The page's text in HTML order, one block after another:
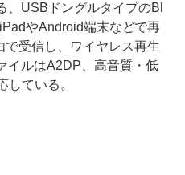
、USBドングルタイプのBl
やAndroid端末などで再
受信し、ワイヤレス再生
イルはA2DP、高音質・低
している。